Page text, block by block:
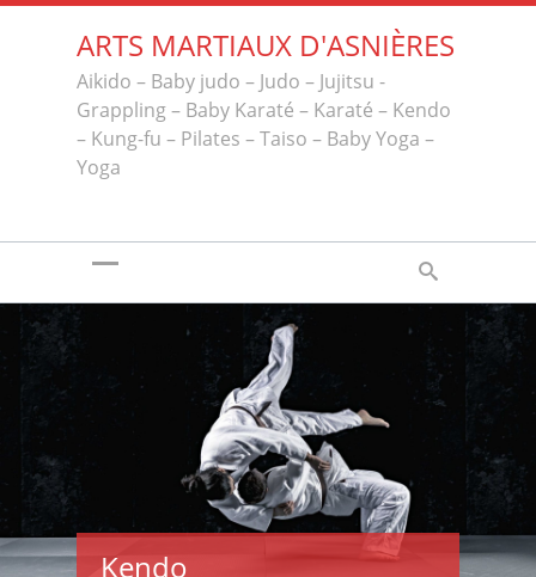
ARTS MARTIAUX D'ASNIÈRES
Aikido – Baby judo – Judo – Jujitsu -
Grappling – Baby Karaté – Karaté – Kendo
– Kung-fu – Pilates – Taiso – Baby Yoga –
Yoga
Kendo